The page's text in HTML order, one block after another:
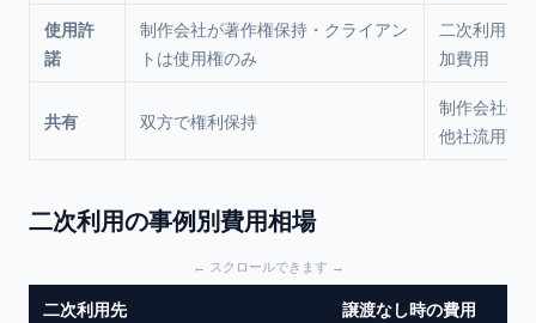
使用許
諾
制作会社が著作権保持・クライアン
トは使用権のみ
二次利用ご
加費用
共有 双方で権利保持
制作会社の
他社流用可
二次利用の事例別費用相場
二次利用先 譲渡なし時の費用